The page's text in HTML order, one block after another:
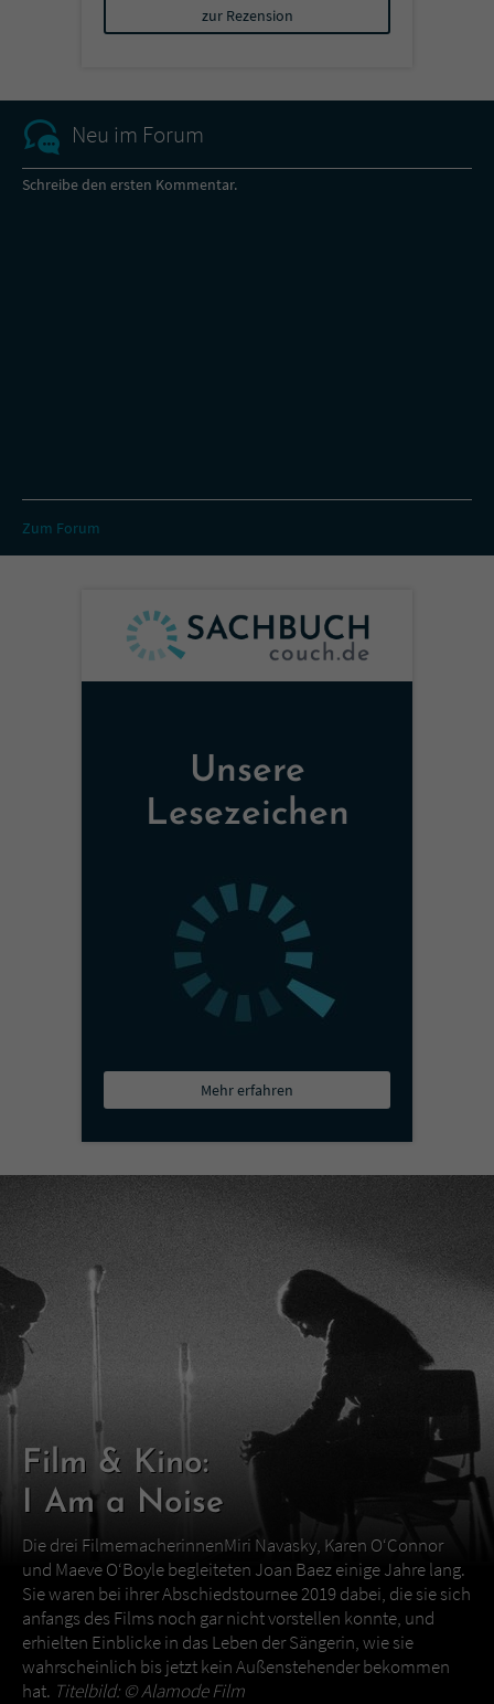
zur Rezension
Neu im Forum
Schreibe den ersten Kommentar.
Zum Forum
Unsere
Lesezeichen
Mehr erfahren
Film & Kino:
I Am a Noise
Die drei FilmemacherinnenMiri Navasky, Karen O‘Connor
und Maeve O‘Boyle begleiteten Joan Baez einige Jahre lang.
Sie waren bei ihrer Abschiedstournee 2019 dabei, die sie sich
anfangs des Films noch gar nicht vorstellen konnte, und
erhielten Einblicke in das Leben der Sängerin, wie sie
wahrscheinlich bis jetzt kein Außenstehender bekommen
hat. Titelbild: ©Alamode Film